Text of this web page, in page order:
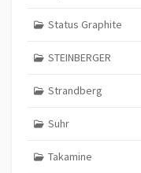
Status Graphite
STEINBERGER
Strandberg
Suhr
Takamine